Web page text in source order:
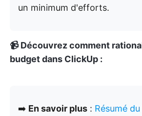
un minimum d'efforts.
📹 Découvrez comment
budget dans ClickUp :
➡️ En savoir plus : Résumé